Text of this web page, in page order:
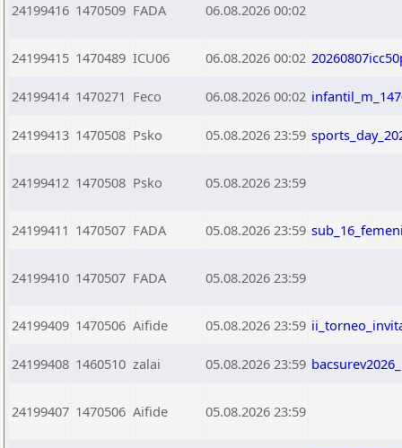
24199416 1470509 FADA 06.08.2026 00:02
24199415 1470489 ICU06 06.08.2026 00:02
24199414 1470271 Feco 06.08.2026 00:02
24199413 1470508 Psko 05.08.2026 23:59
24199412 1470508 Psko 05.08.2026 23:59
24199411 1470507 FADA 05.08.2026 23:59
24199410 1470507 FADA 05.08.2026 23:59
24199409 1470506 Aifide 05.08.2026 23:59
24199408 1460510 zalai 05.08.2026 23:59
24199407 1470506 Aifide 05.08.2026 23:59